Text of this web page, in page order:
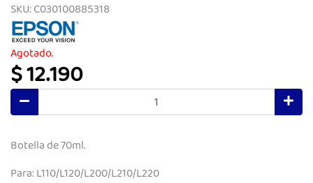
SKU: C030100885318
Agotado.
$ 12.190
Botella de 70ml.
Para: L110/L120/L200/L210/L220